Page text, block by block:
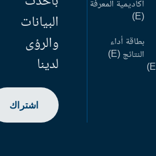
أكاديمية المعرفة
بطاقة أداء
النتائج (E)
البيانات
والرؤى
لدينا
اشتراك